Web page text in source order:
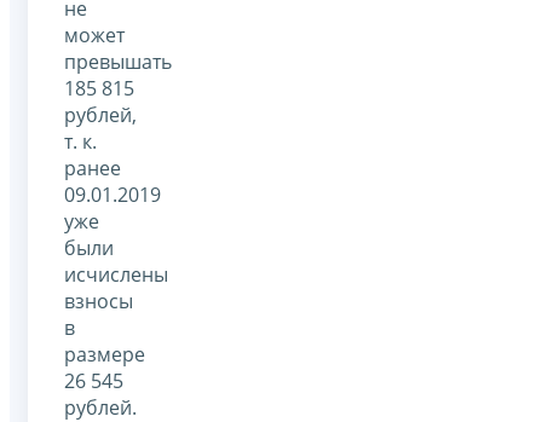
не
может
превышать
185 815
рублей,
т. к.
ранее
09.01.2019
уже
были
исчислены
взносы
в
размере
26 545
рублей.